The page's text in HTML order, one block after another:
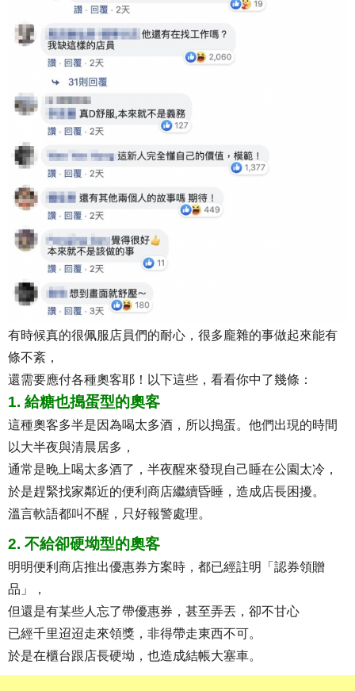
有時候真的很佩服店員們的耐心，很多龐雜的事做起來能有
條不紊，
還需要應付各種奧客耶！以下這些，看看你中了幾條：
1. 給糖也搗蛋型的奧客
這種奧客多半是因為喝太多酒，所以搗蛋。他們出現的時間
以大半夜與清晨居多，
通常是晚上喝太多酒了，半夜醒來發現自己睡在公園太冷，
於是趕緊找家鄰近的便利商店繼續昏睡，造成店長困擾。
溫言軟語都叫不醒，只好報警處理。
2. 不給卻硬坳型的奧客
明明便利商店推出優惠券方案時，都已經註明「認券領贈
品」，
但還是有某些人忘了帶優惠券，甚至弄丟，卻不甘心
已經千里迢迢走來領獎，非得帶走東西不可。
於是在櫃台跟店長硬坳，也造成結帳大塞車。